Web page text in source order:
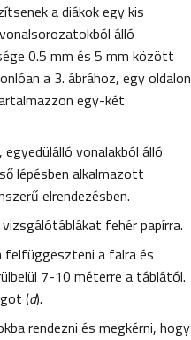
a diákok egy kis
álló
0.5 mm és 5 mm között
a 3. ábrához, egy oldalon
egy-két
vonalakból álló
lépésben alkalmazott
elrendezésben.
fehér papírra.
felfüggeszteni a falra és
7-10 méterre a táblától.
(d).
rendezni és megkérni, hogy